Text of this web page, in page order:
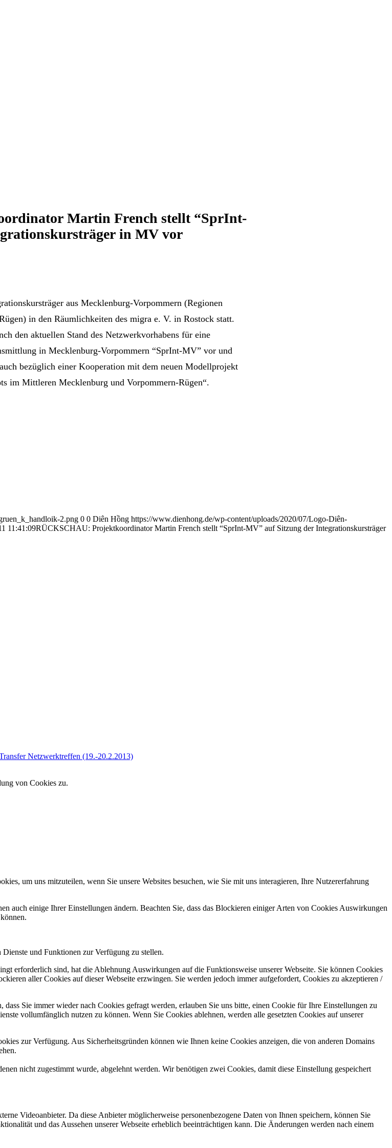
Martin French stellt “SprInt-
in MV vor
aus Mecklenburg-Vorpommern (Regionen
in den Räumlichkeiten des migra e. V. in Rostock statt.
den aktuellen Stand des Netzwerkvorhabens für eine
in Mecklenburg-Vorpommern “SprInt-MV” vor und
bezüglich einer Kooperation mit dem neuen Modellprojekt
im Mittleren Mecklenburg und Vorpommern-Rügen“.
2.png 0 0 Diên Hồng https://www.dienhong.de/wp-content/uploads/2020/07/Logo-Diên-
11:41:09RÜCKSCHAU: Projektkoordinator Martin French stellt “SprInt-MV” auf Sitzung der Integrationskursträger
Netzwerktreffen (19.-20.2.2013)
von Cookies zu.
um uns mitzuteilen, wenn Sie unsere Websites besuchen, wie Sie mit uns interagieren, Ihre Nutzererfahrung
auch einige Ihrer Einstellungen ändern. Beachten Sie, dass das Blockieren einiger Arten von Cookies Auswirkungen
und Funktionen zur Verfügung zu stellen.
erforderlich sind, hat die Ablehnung Auswirkungen auf die Funktionsweise unserer Webseite. Sie können Cookies
aller Cookies auf dieser Webseite erzwingen. Sie werden jedoch immer aufgefordert, Cookies zu akzeptieren /
Sie immer wieder nach Cookies gefragt werden, erlauben Sie uns bitte, einen Cookie für Ihre Einstellungen zu
vollumfänglich nutzen zu können. Wenn Sie Cookies ablehnen, werden alle gesetzten Cookies auf unserer
zur Verfügung. Aus Sicherheitsgründen können wie Ihnen keine Cookies anzeigen, die von anderen Domains
nicht zugestimmt wurde, abgelehnt werden. Wir benötigen zwei Cookies, damit diese Einstellung gespeichert
Videoanbieter. Da diese Anbieter möglicherweise personenbezogene Daten von Ihnen speichern, können Sie
und das Aussehen unserer Webseite erheblich beeinträchtigen kann. Die Änderungen werden nach einem